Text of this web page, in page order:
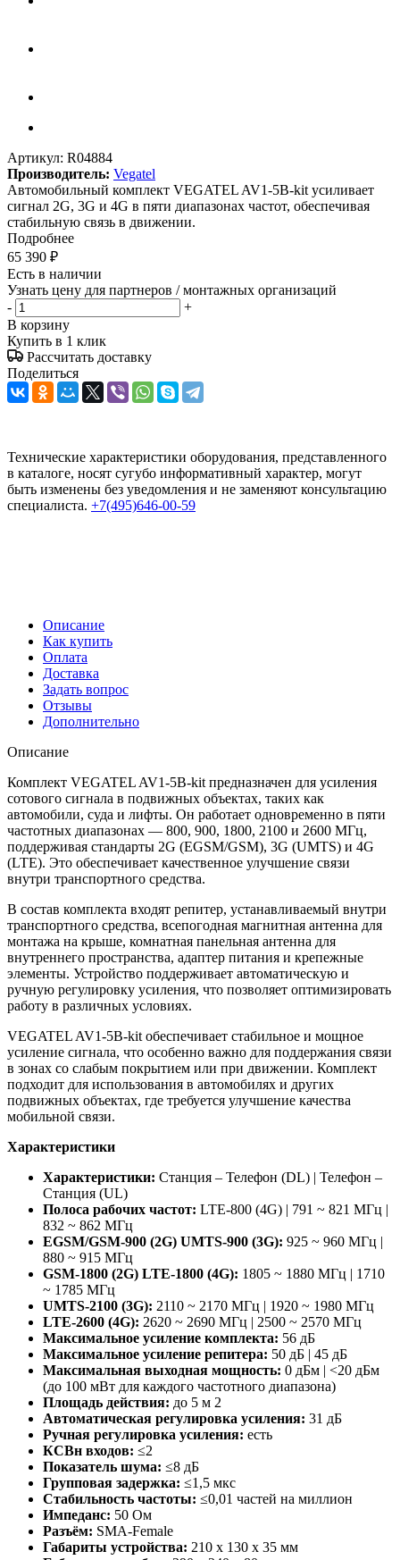
Артикул: R04884
Производитель: Vegatel
Автомобильный комплект VEGATEL AV1-5B-kit усиливает
сигнал 2G, 3G и 4G в пяти диапазонах частот, обеспечивая
стабильную связь в движении.
Подробнее
65 390 ₽
Есть в наличии
Узнать цену для партнеров / монтажных организаций
-
+
В корзину
Купить в 1 клик
Рассчитать доставку
Поделиться
Технические характеристики оборудования, представленного
в каталоге, носят сугубо информативный характер, могут
быть изменены без уведомления и не заменяют консультацию
специалиста. +7(495)646-00-59
Описание
Как купить
Оплата
Доставка
Задать вопрос
Отзывы
Дополнительно
Описание
Комплект VEGATEL AV1-5B-kit предназначен для усиления
сотового сигнала в подвижных объектах, таких как
автомобили, суда и лифты. Он работает одновременно в пяти
частотных диапазонах — 800, 900, 1800, 2100 и 2600 МГц,
поддерживая стандарты 2G (EGSM/GSM), 3G (UMTS) и 4G
(LTE). Это обеспечивает качественное улучшение связи
внутри транспортного средства.
В состав комплекта входят репитер, устанавливаемый внутри
транспортного средства, всепогодная магнитная антенна для
монтажа на крыше, комнатная панельная антенна для
внутреннего пространства, адаптер питания и крепежные
элементы. Устройство поддерживает автоматическую и
ручную регулировку усиления, что позволяет оптимизировать
работу в различных условиях.
VEGATEL AV1-5B-kit обеспечивает стабильное и мощное
усиление сигнала, что особенно важно для поддержания связи
в зонах со слабым покрытием или при движении. Комплект
подходит для использования в автомобилях и других
подвижных объектах, где требуется улучшение качества
мобильной связи.
Характеристики
Характеристики: Станция – Телефон (DL) | Телефон –
Станция (UL)
Полоса рабочих частот: LTE-800 (4G) | 791 ~ 821 МГц |
832 ~ 862 МГц
EGSM/GSM-900 (2G) UMTS-900 (3G): 925 ~ 960 МГц |
880 ~ 915 МГц
GSM-1800 (2G) LTE-1800 (4G): 1805 ~ 1880 МГц | 1710
~ 1785 МГц
UMTS-2100 (3G): 2110 ~ 2170 МГц | 1920 ~ 1980 МГц
LTE-2600 (4G): 2620 ~ 2690 МГц | 2500 ~ 2570 МГц
Максимальное усиление комплекта: 56 дБ
Максимальное усиление репитера: 50 дБ | 45 дБ
Максимальная выходная мощность: 0 дБм | <20 дБм
(до 100 мВт для каждого частотного диапазона)
Площадь действия: до 5 м 2
Автоматическая регулировка усиления: 31 дБ
Ручная регулировка усиления: есть
КСВн входов: ≤2
Показатель шума: ≤8 дБ
Групповая задержка: ≤1,5 мкс
Стабильность частоты: ≤0,01 частей на миллион
Импеданс: 50 Ом
Разъём: SMA-Female
Габариты устройства: 210 x 130 x 35 мм